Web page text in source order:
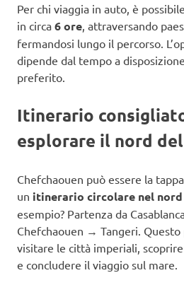
Per chi viaggia in auto, è
in circa 6 ore , attraversando
fermandosi lungo il percorso.
dipende dal tempo a
preferito.
Itinerario
esplorare il nord
Chefchaouen può essere la
un itinerario circolare nel
esempio? Partenza da
Chefchaouen → Tangeri.
visitare le città imperiali,
e concludere il viaggio sul mare.